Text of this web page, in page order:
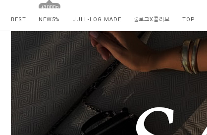
+3000p
BEST NEW5% JULL-LOG MADE 줄로그X콜라보 TOP